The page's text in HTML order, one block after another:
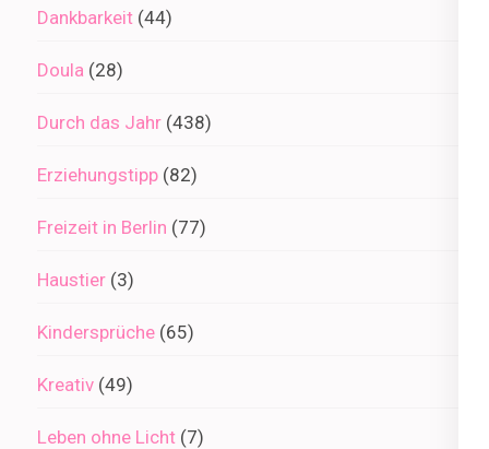
Dankbarkeit (44)
Doula (28)
Durch das Jahr (438)
Erziehungstipp (82)
Freizeit in Berlin (77)
Haustier (3)
Kindersprüche (65)
Kreativ (49)
Leben ohne Licht (7)